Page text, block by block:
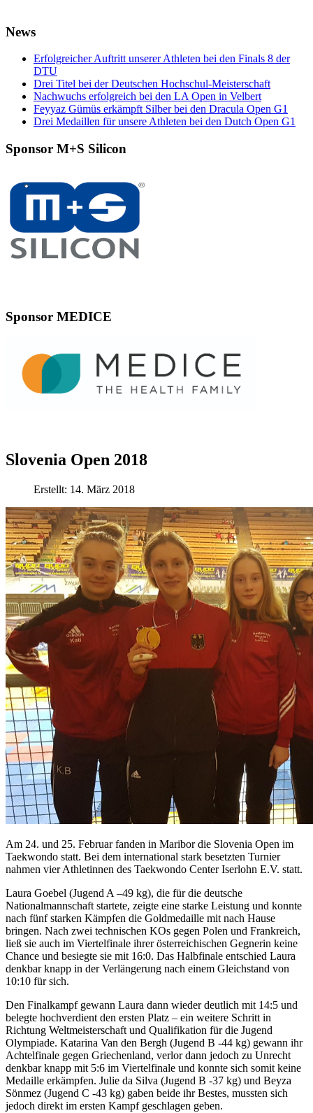
News
Erfolgreicher Auftritt unserer Athleten bei den Finals 8 der
DTU
Drei Titel bei der Deutschen Hochschul-Meisterschaft
Nachwuchs erfolgreich bei den LA Open in Velbert
Feyyaz Gümüs erkämpft Silber bei den Dracula Open G1
Drei Medaillen für unsere Athleten bei den Dutch Open G1
Sponsor M+S Silicon
Sponsor MEDICE
Slovenia Open 2018
Erstellt: 14. März 2018
Am 24. und 25. Februar fanden in Maribor die Slovenia Open im
Taekwondo statt. Bei dem international stark besetzten Turnier
nahmen vier Athletinnen des Taekwondo Center Iserlohn E.V. statt.
Laura Goebel (Jugend A –49 kg), die für die deutsche
Nationalmannschaft startete, zeigte eine starke Leistung und konnte
nach fünf starken Kämpfen die Goldmedaille mit nach Hause
bringen. Nach zwei technischen KOs gegen Polen und Frankreich,
ließ sie auch im Viertelfinale ihrer österreichischen Gegnerin keine
Chance und besiegte sie mit 16:0. Das Halbfinale entschied Laura
denkbar knapp in der Verlängerung nach einem Gleichstand von
10:10 für sich.
Den Finalkampf gewann Laura dann wieder deutlich mit 14:5 und
belegte hochverdient den ersten Platz – ein weitere Schritt in
Richtung Weltmeisterschaft und Qualifikation für die Jugend
Olympiade. Katarina Van den Bergh (Jugend B -44 kg) gewann ihr
Achtelfinale gegen Griechenland, verlor dann jedoch zu Unrecht
denkbar knapp mit 5:6 im Viertelfinale und konnte sich somit keine
Medaille erkämpfen. Julie da Silva (Jugend B -37 kg) und Beyza
Sönmez (Jugend C -43 kg) gaben beide ihr Bestes, mussten sich
jedoch direkt im ersten Kampf geschlagen geben.